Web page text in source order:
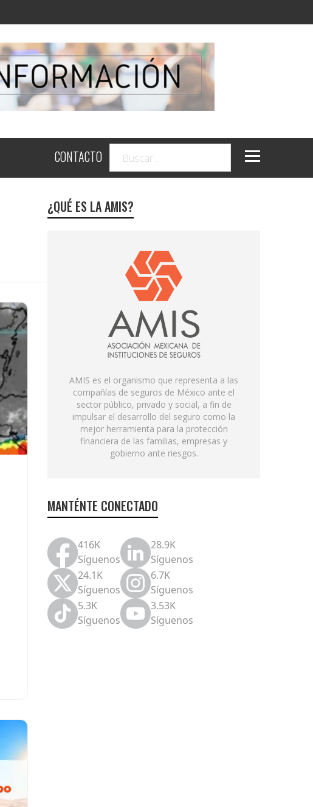
CONTACTO
¿QUÉ ES LA AMIS?
AMIS es el organismo que representa a las
compañías de seguros de México ante el
sector público, privado y social, a fin de
impulsar el desarrollo del seguro como la
mejor herramienta para la protección
financiera de las familias, empresas y
gobierno ante riesgos.
MANTÉNTE CONECTADO
416K
Síguenos
28.9K
Síguenos
24.1K
Síguenos
6.7K
Síguenos
5.3K
Síguenos
3.53K
Síguenos